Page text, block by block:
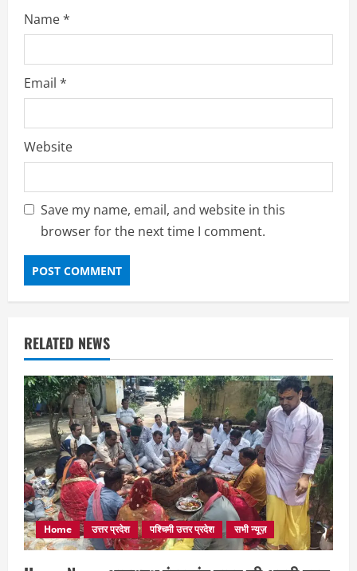
Name*
Email *
Website
Save my name, email, and website in this
browser for the next time I comment.
RELATED NEWS
Home उत्तर प्रदेश पश्चिमी उत्तर प्रदेश सभी न्यूज़